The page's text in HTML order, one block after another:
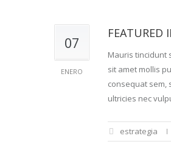
07
ENERO
FEATURED
Mauris tincidunt
sit amet mollis
consequat sem,
ultricies nec
estrategia